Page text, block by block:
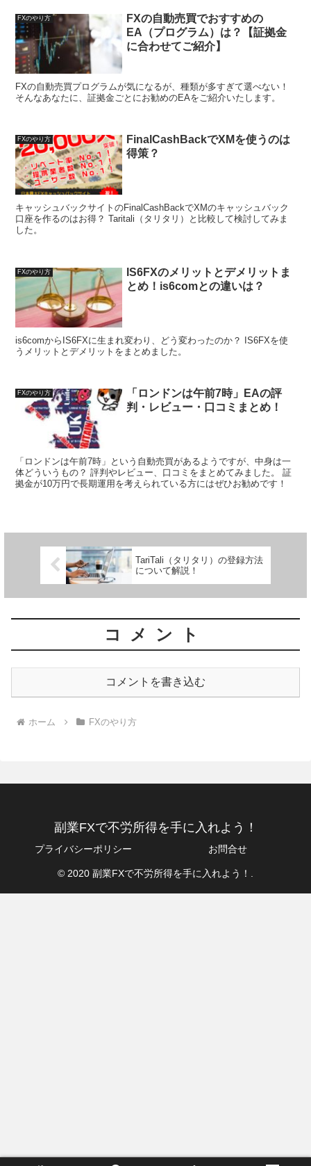
FXのやり方
FXの自動売買でおすすめの
EA（プログラム）は？【証拠金
に合わせてご紹介】
FXの自動売買プログラムが気になるが、種類が多すぎて選べない！
そんなあなたに、証拠金ごとにお勧めのEAをご紹介いたします。
FXのやり方
FinalCashBackでXMを使うのは
得策？
キャッシュバックサイトのFinalCashBackでXMのキャッシュバック
口座を作るのはお得？ Taritali（タリタリ）と比較して検討してみま
した。
FXのやり方
IS6FXのメリットとデメリットま
とめ！is6comとの違いは？
is6comからIS6FXに生まれ変わり、どう変わったのか？ IS6FXを使
うメリットとデメリットをまとめました。
FXのやり方
「ロンドンは午前7時」EAの評
判・レビュー・口コミまとめ！
「ロンドンは午前7時」という自動売買があるようですが、中身は一
体どういうもの？ 評判やレビュー、口コミをまとめてみました。 証
拠金が10万円で長期運用を考えられている方にはぜひお勧めです！
TariTali（タリタリ）の登録方法
について解説！
コメント
コメントを書き込む
ホーム FXのやり方
副業FXで不労所得を手に入れよう！
プライバシーポリシー お問合せ
© 2020 副業FXで不労所得を手に入れよう！.